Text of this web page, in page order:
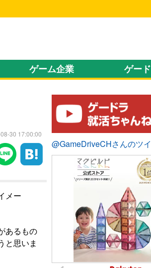
ゲーム企業 ゲー
30 17:00:00
メー
あるもの
と思いま
@GameDriveCHさんのツ